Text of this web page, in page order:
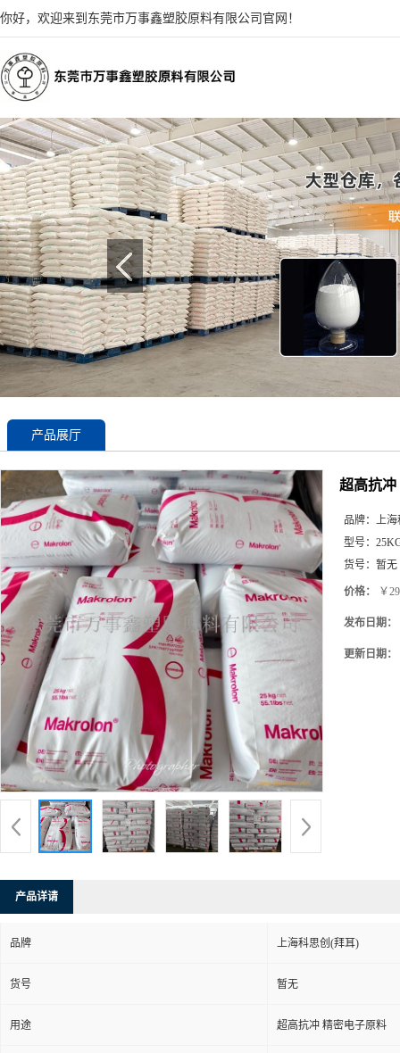
你好，欢迎来到东莞市万事鑫塑胶原料有限公司官网！
产品展厅
超高抗冲
品牌：
上
型号：
货号： 暂无
价格： ￥
发布日期：
更新日期：
产品详请
品牌 上海科思创(拜耳)
货号 暂无
用途 超高抗冲 精密电子原料